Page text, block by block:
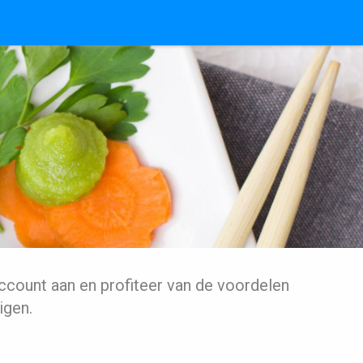
aan en profiteer van de voordelen